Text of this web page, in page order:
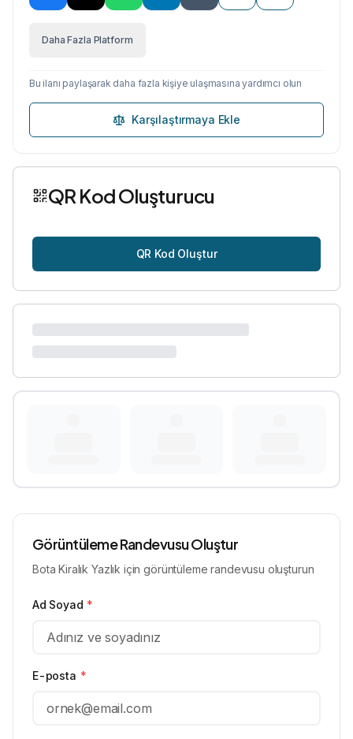
Daha Fazla Platform
Bu ilanı paylaşarak daha fazla kişiye ulaşmasına yardımcı olun
Karşılaştırmaya Ekle
QR Kod Oluşturucu
QR Kod Oluştur
Görüntüleme Randevusu Oluştur
Bota Kiralık Yazlık için görüntüleme randevusu oluşturun
Ad Soyad *
E-posta *